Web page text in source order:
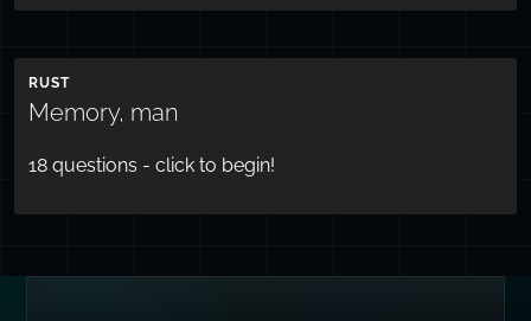
RUST
Memory, man
18 questions - click to begin!